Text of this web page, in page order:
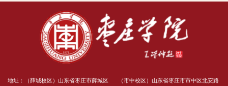
地址：（薛城校区）山东省枣庄市薛城区 （市中校区）山东省枣庄市市中区北安路